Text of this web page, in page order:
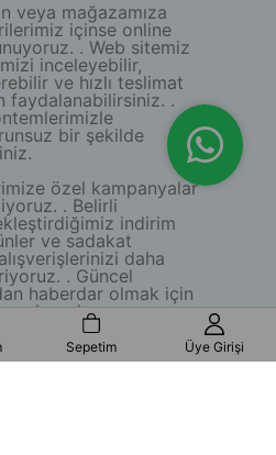
veya mağazamıza
içinse online
. Web sitemiz
inceleyebilir,
ve hızlı teslimat
faydalanabilirsiniz. .
bir şekilde
özel kampanyalar
. Belirli
indirim
ve sadakat
daha
. Güncel
haberdar olmak için
medya
etmeyi unutmayın.
veya özel
Sepetim Üye Girişi